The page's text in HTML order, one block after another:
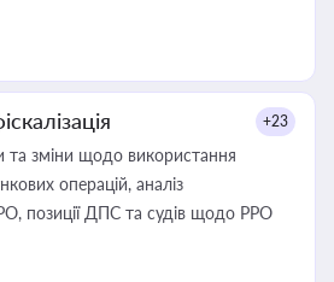
+23
та зміни щодо використання
операцій, аналіз
законодавства про РРО, позиції ДПС та судів щодо РРО